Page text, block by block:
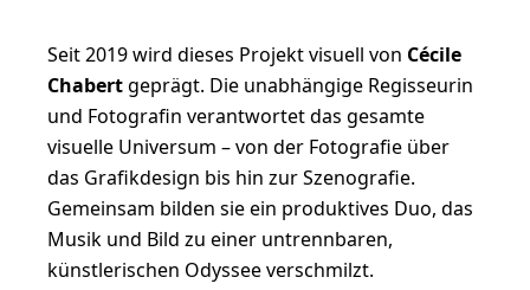
Seit 2019 wird dieses Projekt visuell von Cécile
Chabertgeprägt. Die unabhängige Regisseurin
und Fotografin verantwortet das gesamte
visuelle Universum – von der Fotografie über
das Grafikdesign bis hin zur Szenografie.
Gemeinsam bilden sie ein produktives Duo, das
Musik und Bild zu einer untrennbaren,
künstlerischen Odyssee verschmilzt.